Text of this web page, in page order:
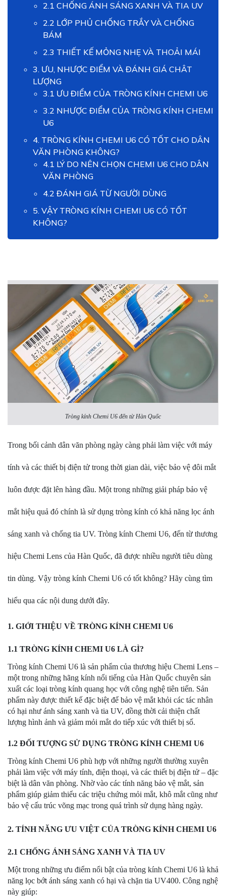
2.1 CHỐNG ÁNH SÁNG XANH VÀ TIA UV
2.2 LỚP PHỦ CHỐNG TRẮY VÀ CHỐNG
BÁM
2.3 THIẾT KẾ MỎNG NHẸ VÀ THOẢI MÁI
3. ƯU, NHƯỢC ĐIỂM VÀ ĐÁNH GIÁ CHÂT
LƯỢNG
3.1 ƯU ĐIỂM CỦA TRÒNG KÍNH CHEMI U6
3.2 NHƯỢC ĐIỂM CỦA TRÒNG KÍNH CHEMI
U6
4. TRÒNG KÍNH CHEMI U6 CÓ TỐT CHO DÂN
VĂN PHÒNG KHÔNG?
4.1 LÝ DO NÊN CHỌN CHEMI U6 CHO DÂN
VĂN PHÒNG
4.2 ĐÁNH GIÁ TỪ NGƯỜI DÙNG
5. VẬY TRÒNG KÍNH CHEMI U6 CÓ TỐT
KHÔNG?
Tròng kính Chemi U6 đến từ Hàn Quốc
Trong bối cảnh dân văn phòng ngày càng phải làm việc với máy
tính và các thiết bị điện tử trong thời gian dài, việc bảo vệ đôi mắt
luôn được đặt lên hàng đầu. Một trong những giải pháp bảo vệ
mắt hiệu quả đó chính là sử dụng tròng kính có khả năng lọc ánh
sáng xanh và chống tia UV. Tròng kính Chemi U6, đến từ thương
hiệu Chemi Lens của Hàn Quốc, đã được nhiều người tiêu dùng
tin dùng. Vậy tròng kính Chemi U6 có tốt không? Hãy cùng tìm
hiểu qua các nội dung dưới đây.
1. GIỚI THIỆU VỀ TRÒNG KÍNH CHEMI U6
1.1 TRÒNG KÍNH CHEMI U6 LÀ GÌ?
Tròng kính Chemi U6 là sản phẩm của thương hiệu Chemi Lens –
một trong những hãng kính nổi tiếng của Hàn Quốc chuyên sản
xuất các loại tròng kính quang học với công nghệ tiên tiến. Sản
phẩm này được thiết kế đặc biệt để bảo vệ mắt khỏi các tác nhân
có hại như ánh sáng xanh và tia UV, đồng thời cải thiện chất
lượng hình ảnh và giảm mỏi mắt do tiếp xúc với thiết bị số.
1.2 ĐỐI TƯỢNG SỬ DỤNG TRÒNG KÍNH CHEMI U6
Tròng kính Chemi U6 phù hợp với những người thường xuyên
phải làm việc với máy tính, điện thoại, và các thiết bị điện tử – đặc
biệt là dân văn phòng. Nhờ vào các tính năng bảo vệ mắt, sản
phẩm giúp giảm thiểu các triệu chứng mỏi mắt, khô mắt cũng như
bảo vệ cấu trúc võng mạc trong quá trình sử dụng hàng ngày.
2. TÍNH NĂNG ƯU VIỆT CỦA TRÒNG KÍNH CHEMI U6
2.1 CHỐNG ÁNH SÁNG XANH VÀ TIA UV
Một trong những ưu điểm nổi bật của tròng kính Chemi U6 là khả
năng lọc bớt ánh sáng xanh có hại và chặn tia UV400. Công nghệ
này giúp: